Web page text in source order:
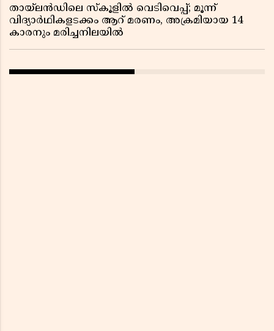
തായ്‌ലൻഡിലെ സ്‌കൂളിൽ വെടിവെപ്പ്; മൂന്ന്
വിദ്യാർഥികളടക്കം ആറ് മരണം, അക്രമിയായ 14
കാരനും മരിച്ചനിലയിൽ